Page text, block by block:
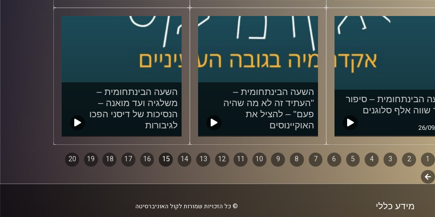
הבינתחומית – סיפור
אלף סלוגנים
26/
השעה הבינתחומית –
"העתיד זה לא מה שהיה
פעם" – להציל את
האוקיינוסים
12/09/2018
השעה הבינתחומית –
משלגיה ועד מואנה –
הנסיכות של דיסני הפכו
לגיבורות
29/08/2018
1
2
3
4
5
6
7
8
9
10
11
12
13
14
15
16
17
18
19
20
לשלב
מידע כללי © כל הזכויות שמורות לקול האוניברסיטה